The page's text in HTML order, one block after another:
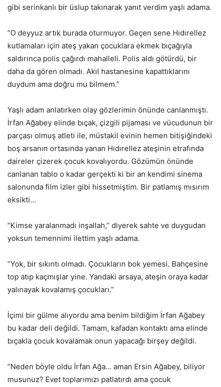
gibi serinkanlı bir üslup takınarak yanıt verdim yaşlı adama.
“O deyyuz artık burada oturmuyor. Geçen sene Hıdırellez
kutlamaları için ateş yakan çocuklara ekmek bıçağıyla
saldırınca polis çağırdı mahalleli. Polis aldı götürdü, bir
daha da gören olmadı. Akıl hastanesine kapattıklarını
duydum ama doğru mu bilmem.”
Yaşlı adam anlatırken olay gözlerimin önünde canlanmıştı.
İrfan Ağabey elinde bıçak, çizgili pijaması ve vücudunun bir
parçası olmuş atleti ile, müstakil evinin hemen bitişiğindeki
boş arsanın ortasında yanan Hıdırellez ateşinin etrafında
daireler çizerek çocuk kovalıyordu. Gözümün önünde
canlanan tablo o kadar gerçekti ki bir an kendimi sinema
salonunda film izler gibi hissetmiştim. Bir patlamış mısırım
eksikti…
“Kimse yaralanmadı inşallah,” diyerek sahte ve duygudan
yoksun temennimi ilettim yaşlı adama.
“Yok, bir sıkıntı olmadı. Çocukların bok yemesi. Bahçesine
top atıp kaçmışlar yine. Yandaki arsaya, ateşin oraya kadar
yalınayak kovalamış çocukları.”
İçimi bir gülme alıyordu ama benim bildiğim İrfan Ağabey
bu kadar deli değildi. Tamam, kafadan kontaktı ama elinde
bıçakla çocuk kovalamak onun yapacağı birşey değildi.
“Neden böyle oldu İrfan Ağa… aman Ersin Ağabey, biliyor
musunuz? Evet toplarımızı patlatırdı ama çocuk